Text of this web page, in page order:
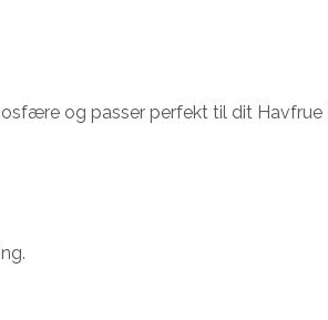
og passer perfekt til dit